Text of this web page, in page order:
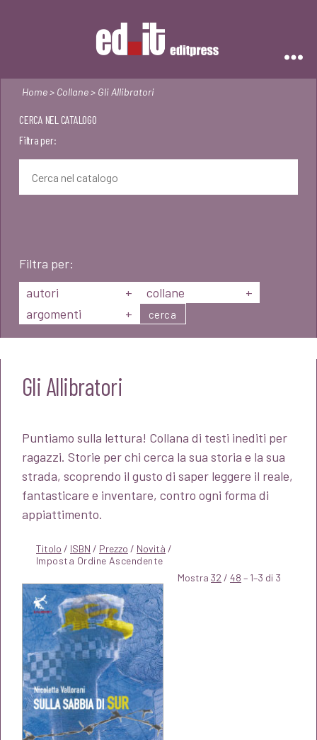
Home> Collane> Gli Allibratori
CERCA NEL CATALOGO
Filtra per:
Filtra per:
autori
+ collane
+
argomenti
+ cerca
Gli Allibratori
Puntiamo sulla lettura! Collana di testi inediti per
ragazzi. Storie per chi cerca la sua storia e la sua
strada, scoprendo il gusto di saper leggere il reale,
fantasticare e inventare, contro ogni forma di
appiattimento.
Titolo / ISBN / Prezzo / Novità /
Mostra 32 / 48 – 1–3 di 3